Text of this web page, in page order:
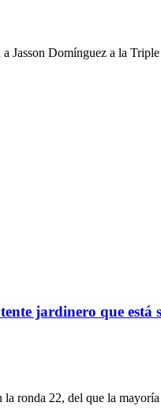
Domínguez a la
jardinero que está
22, del que la mayoría